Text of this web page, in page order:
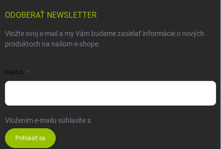
ODOBERAŤ NEWSLETTER
Vložte svoj e-mail a my Vám budeme zasielať informácie o nových
produktoch na našom e-shope.
EMAIL
Vložením e-mailu súhlasíte s
Prihlásiť sa